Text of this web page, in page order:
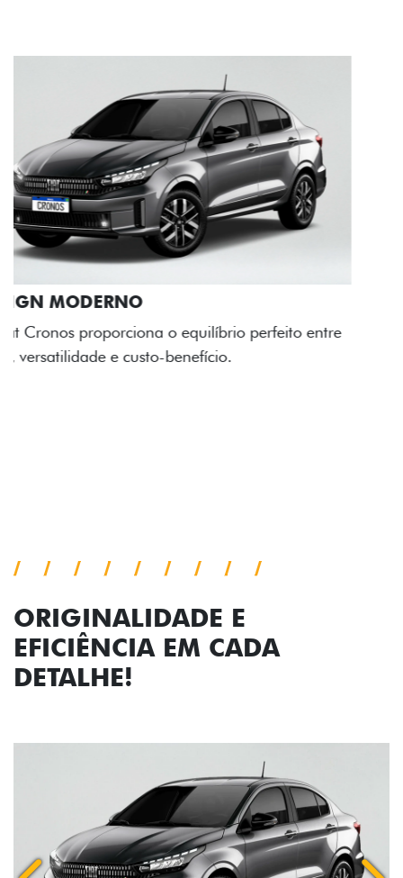
RODAS DE LIGA-LEVE
As rodas de liga leve com desenho dinâmico e
acabamento diamantado elevam o estilo do Fiat
ORIGINALIDADE E
EFICIÊNCIA EM CADA
DETALHE!